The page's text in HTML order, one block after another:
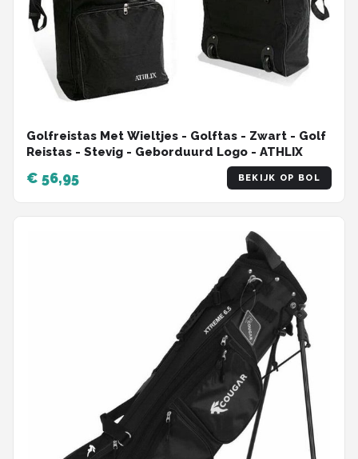
Golfreistas Met Wieltjes - Golftas - Zwart - Golf
Reistas - Stevig - Geborduurd Logo - ATHLIX
€ 56,95 BEKIJK OP BOL